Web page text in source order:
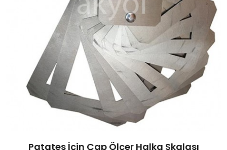
Patates İçin Çap Ölçer Halka Skalası